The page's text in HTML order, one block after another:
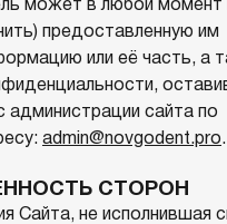
может в любой момент
предоставленную им
или её часть, а
администрации сайта по
admin@novgodent.pro.
СТОРОН
Сайта, не исполнившая